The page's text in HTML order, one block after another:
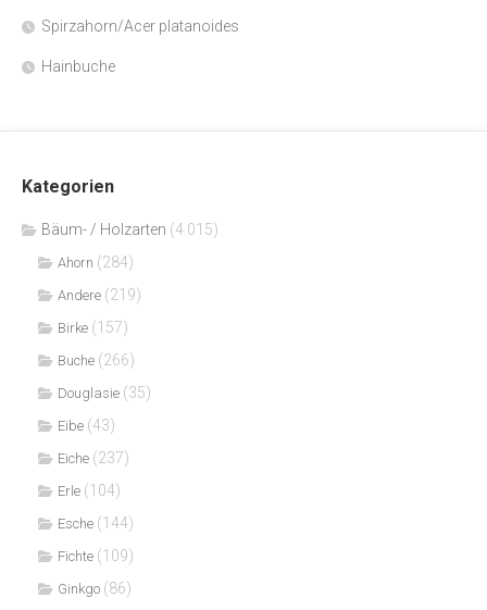
Spirzahorn/Acer platanoides
Hainbuche
Kategorien
Bäum- / Holzarten (4.015)
Ahorn (284)
Andere (219)
Birke (157)
Buche (266)
Douglasie (35)
Eibe (43)
Eiche (237)
Erle (104)
Esche (144)
Fichte (109)
Ginkgo (86)